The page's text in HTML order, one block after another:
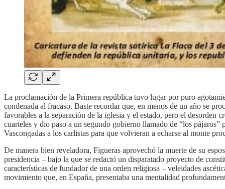
La proclamación de la Primera república tuvo lugar por puro
condenada al fracaso. Baste recordar que, en menos de un año se
favorables a la separación de la iglesia y el estado, pero el
cuarteles y dio paso a un segundo gobierno llamado de “los
Vascongadas a los carlistas para que volvieran a echarse al monte
De manera bien reveladora, Figueras aprovechó la muerte de su
presidencia – bajo la que se redactó un disparatado proyecto de
características de fundador de una orden religiosa – veleidades
movimiento que, en España, presentaba una mentalidad